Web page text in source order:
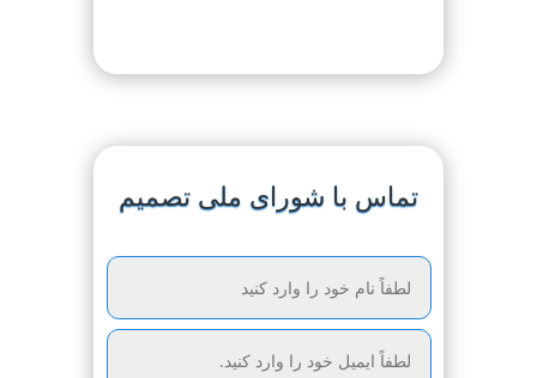
تماس با شورای ملی تصمیم